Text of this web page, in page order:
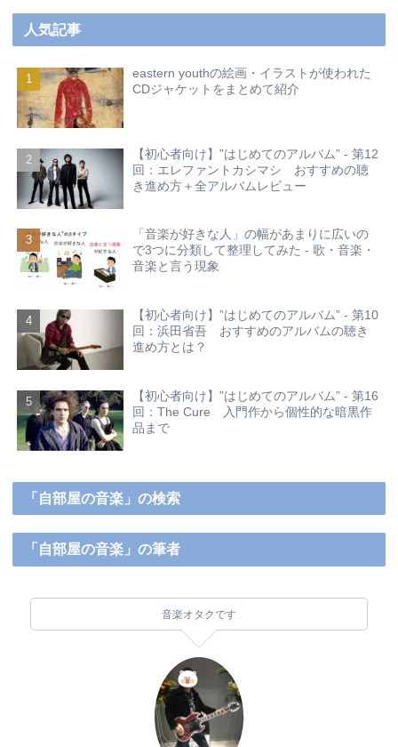
人気記事
eastern youthの絵画・イラストが使われた
CDジャケットをまとめて紹介
【初心者向け】”はじめてのアルバム” - 第12
回：エレファントカシマシ おすすめの聴
き進め方＋全アルバムレビュー
「音楽が好きな人」の幅があまりに広いの
で3つに分類して整理してみた - 歌・音楽・
音楽と言う現象
【初心者向け】”はじめてのアルバム” - 第10
回：浜田省吾 おすすめのアルバムの聴き
進め方とは？
【初心者向け】”はじめてのアルバム” - 第16
回：The Cure 入門作から個性的な暗黒作
品まで
「自部屋の音楽」の検索
「自部屋の音楽」の筆者
音楽オタクです